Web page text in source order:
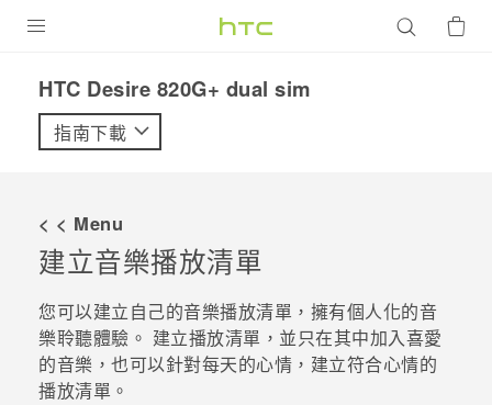
VIVE
配件
優惠專區
焦點訊息
銷售門市
HTC Desire 820G+ dual sim‎
指南下載
< < Menu
建立音樂播放清單
您可以建立自己的音樂播放清單，擁有個人化的音
樂聆聽體驗。 建立播放清單，並只在其中加入喜愛
的音樂，也可以針對每天的心情，建立符合心情的
播放清單。